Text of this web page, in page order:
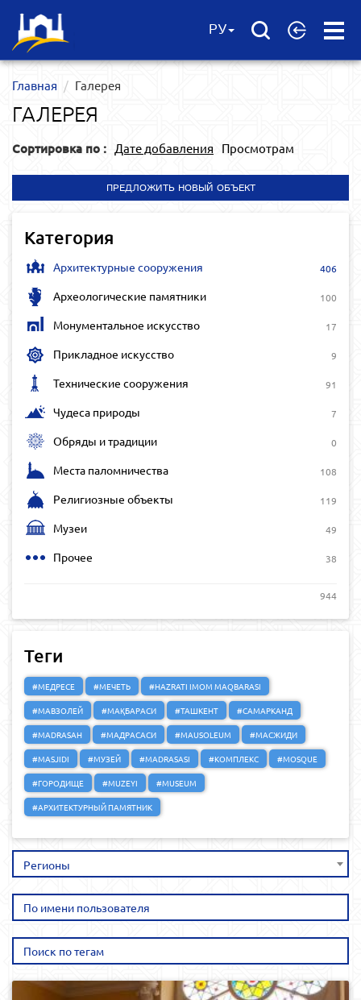
Open
РУ
Главная Галерея
ГАЛЕРЕЯ
Сортировка по : Дате добавления Просмотрам
ПРЕДЛОЖИТЬ НОВЫЙ ОБЪЕКТ
Категория
Архитектурные сооружения 406
Археологические памятники 100
Монументальное искусство 17
Прикладное искусство 9
Технические сооружения 91
Чудеса природы 7
Обряды и традиции 0
Места паломничества 108
Религиозные объекты 119
Музеи 49
Прочее 38
944
Теги
#МЕДРЕСЕ #МЕЧЕТЬ
#HAZRATI IMOM MAQBARASI
#МАВЗОЛЕЙ
#МАҚБАРАСИ #ТАШКЕНТ
#САМАРКАНД
#MADRASAH
#МАДРАСАСИ #MAUSOLEUM
#МАСЖИДИ
#MASJIDI
#МУЗЕЙ #MADRASASI #КОМПЛЕКС
#MOSQUE
#ГОРОДИЩЕ
#MUZEYI
#MUSEUM
#АРХИТЕКТУРНЫЙ ПАМЯТНИК
Регионы